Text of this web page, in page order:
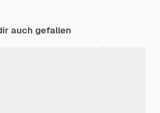
auch gefallen